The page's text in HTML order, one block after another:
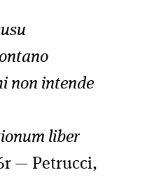
non intende
liber
— Petrucci,